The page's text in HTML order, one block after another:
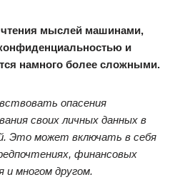
чтения мыслей машинами,
и
намного более сложными.
опасения
своих личных данных в
Это может включать в себя
финансовых
и многом другом.